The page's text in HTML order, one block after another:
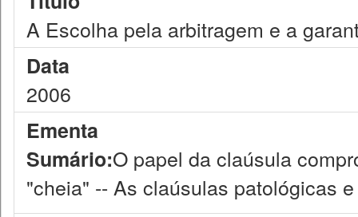
A Escolha pela arbitragem e a
Data
2006
Ementa
Sumário:O papel da claúsula
"cheia" -- As claúsulas patológicas